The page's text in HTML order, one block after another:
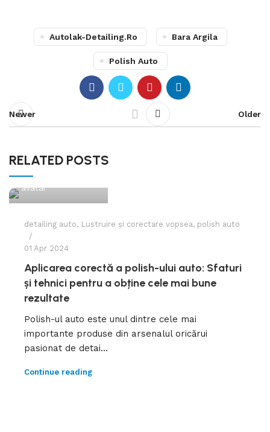
Autolak-Detailing.ro Bara Argila
Polish Auto
Newer Older
RELATED POSTS
detailing auto, Lustruire și corectare vopsea, polish auto
01 Apr 2024
Aplicarea corectă a polish-ului auto: Sfaturi
și tehnici pentru a obține cele mai bune
rezultate
Polish-ul auto este unul dintre cele mai
importante produse din arsenalul oricărui
pasionat de detai...
Continue reading